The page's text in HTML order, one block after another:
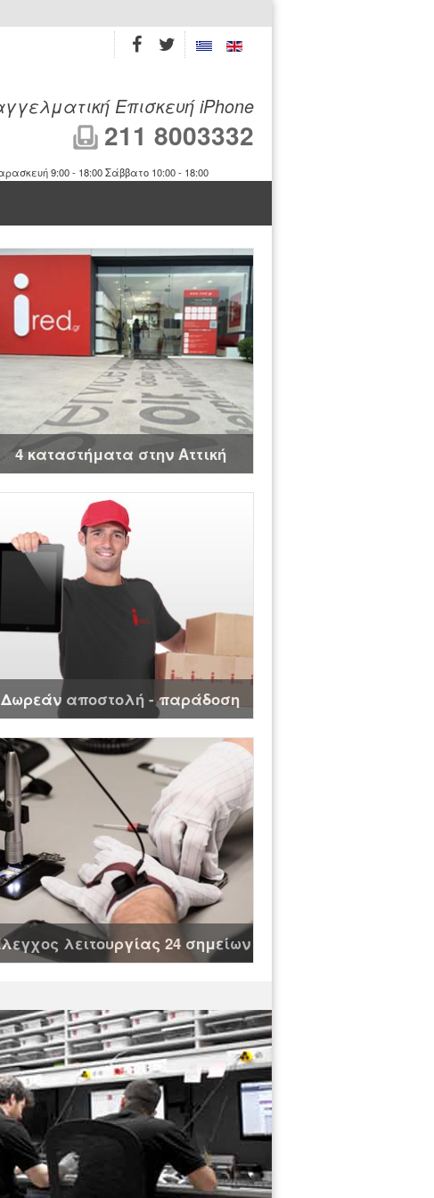
Επισκευή iPhone
211 8003332
9:00 - 18:00 Σάββατο 10:00 - 18:00
4 καταστήματα στην Αττική
Δωρεάν αποστολή - παράδοση
λειτουργίας 24 σημείων